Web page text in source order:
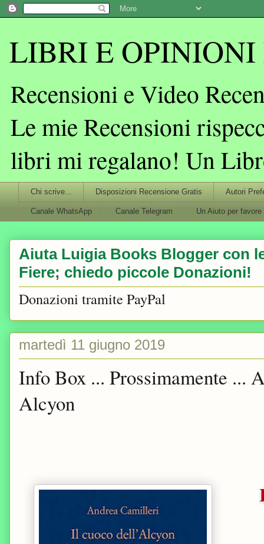
LIBRI E OPINIONI
Recensioni e Video
Le mie Recensioni
libri mi regalano! Un
Chi scrive... Disposizioni Recensione Gratis Autori
Canale WhatsApp Canale Telegram Un Aiuto per favore
Aiuta Luigia Books Blogger con
Fiere; chiedo piccole Donazioni!
Donazioni tramite PayPal
martedì 11 giugno 2019
Info Box ... Prossimamente ...
Alcyon